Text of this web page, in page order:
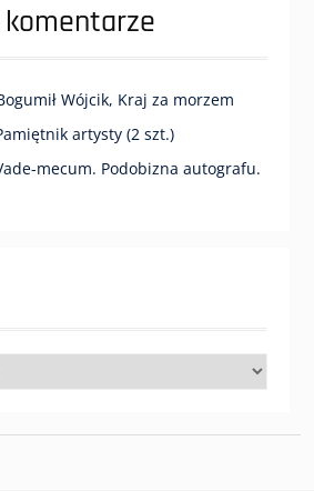
Wójcik, Kraj za morzem
artysty (2 szt.)
mecum. Podobizna autografu.